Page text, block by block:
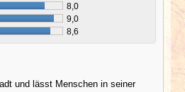
8,0
9,0
8,6
und lässt Menschen in seiner